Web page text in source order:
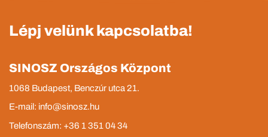
Lépj velünk kapcsolatba!
SINOSZ Országos Központ
1068 Budapest, Benczúr utca 21.
E-mail: info@sinosz.hu
Telefonszám: +36 1 351 04 34